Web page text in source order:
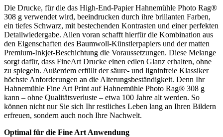
Die Drucke, für die das High-End-Papier Hahnemühle Photo Rag®
308 g verwendet wird, beeindrucken durch ihre brillanten Farben,
ein tiefes Schwarz, mit bestechenden Kontrasten und einer perfekten
Detailwiedergabe. Allen voran schafft hierfür die Kombination aus
den Eigenschaften des Baumwoll-Künstlerpapiers und der matten
Premium-Inkjet-Beschichtung die Voraussetzungen. Diese Melange
sorgt dafür, dass FineArt Drucke einen edlen Glanz erhalten, ohne
zu spiegeln. Außerdem erfüllt der säure- und ligninfreie Klassiker
höchste Anforderungen an die Alterungsbeständigkeit. Denn Ihr
Hahnemühle Fine Art Print auf Hahnemühle Photo Rag® 308 g
kann – ohne Qualitätsverluste – etwa 100 Jahre alt werden. So
können nicht nur Sie sich Ihr restliches Leben lang an Ihren Bildern
erfreuen, sondern auch noch Ihre Nachwelt.
Optimal für die Fine Art Anwendung